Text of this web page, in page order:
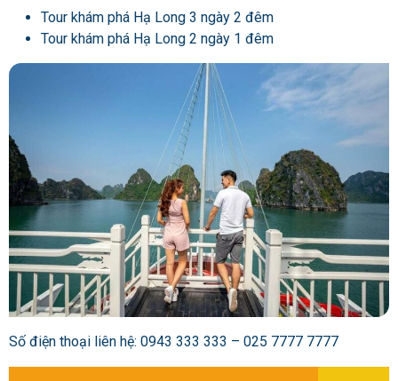
Tour khám phá Hạ Long 3 ngày 2 đêm
Tour khám phá Hạ Long 2 ngày 1 đêm
Số điện thoại liên hệ: 0943 333 333 – 025 7777 7777